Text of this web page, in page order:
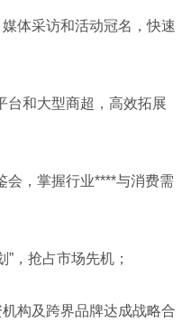
体采访和活动冠名，快速
台和大型商超，高效拓展
会，掌握行业****与消费需
”，抢占市场先机；
构及跨界品牌达成战略合